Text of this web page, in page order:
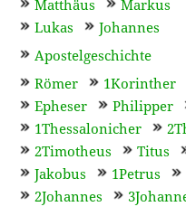
Matthäus
Markus
Lukas
Johannes
Apostelgeschichte
Römer
1Korinther
Epheser
Philipper
1Thessalonicher
2Timotheus
Titus
Jakobus
1Petrus
2Johannes